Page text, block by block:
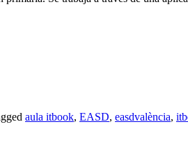
aula itbook, EASD, easdvalència,